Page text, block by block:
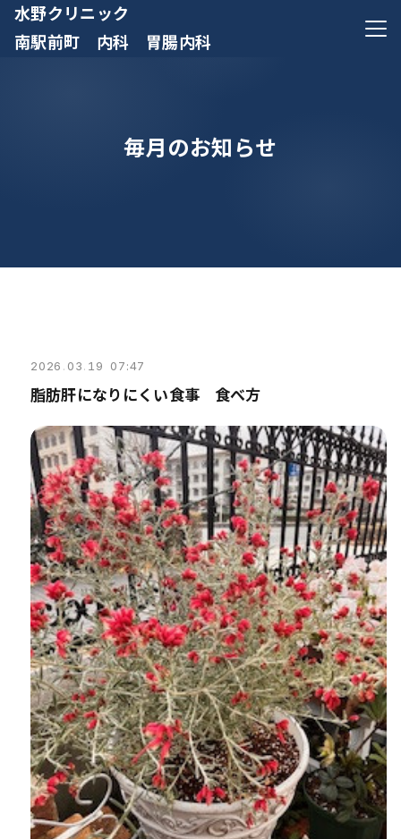
水野クリニック
南駅前町 内科 胃腸内科
メニ
毎月のお知らせ
2026 . 03. 19 07:47
脂肪肝になりにくい食事 食べ方